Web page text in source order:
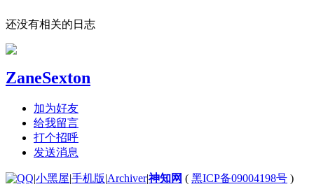
还没有相关的日志
ZaneSexton
加为好友
给我留言
打个招呼
发送消息
|小黑屋|手机版|Archiver|神知网 ( 黑ICP备09004198号 )